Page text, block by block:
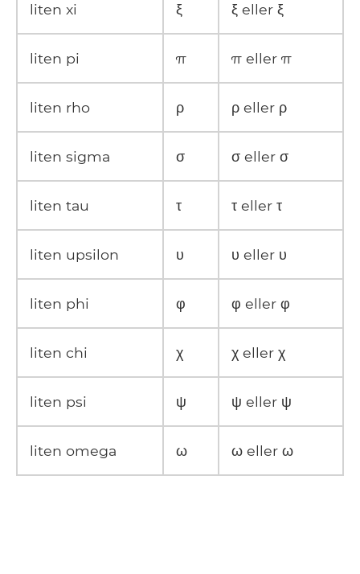
liten xi ξ ξ eller ξ
liten pi π π eller π
liten rho ρ ρ eller ρ
liten sigma σ σ eller σ
liten tau τ τ eller τ
liten upsilon υ υ eller υ
liten phi φ φ eller φ
liten chi χ χ eller χ
liten psi ψ ψ eller ψ
liten omega ω ω eller ω